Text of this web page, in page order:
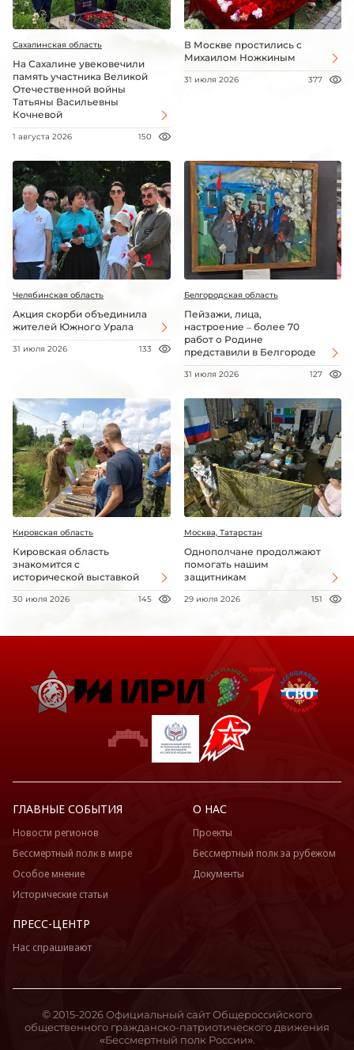
Сахалинская область
На Сахалине увековечили
память участника Великой
Отечественной войны
Татьяны Васильевны
Кочневой
1 августа 2026 150
В Москве простились с
Михаилом Ножкиным
31 июля 2026 377
Челябинская область
Акция скорби объединила
жителей Южного Урала
31 июля 2026 133
Белгородская область
Пейзажи, лица,
настроение – более 70
работ о Родине
представили в Белгороде
31 июля 2026 127
Кировская область
Кировская область
знакомится с
исторической выставкой
30 июля 2026 145
Москва, Татарстан
Однополчане продолжают
помогать нашим
защитникам
29 июля 2026 151
ГЛАВНЫЕ СОБЫТИЯ
Новости регионов
Бессмертный полк в мире
Особое мнение
Исторические статьи
О НАС
Проекты
Бессмертный полк за рубежом
Документы
ПРЕСС-ЦЕНТР
Нас спрашивают
© 2015-2026 Официальный сайт Общероссийского
общественного гражданско-патриотического движения
«Бессмертный полк России».